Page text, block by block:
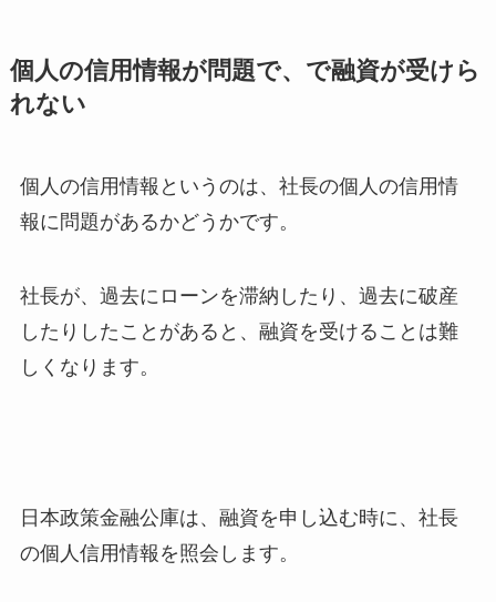
個人の信用情報が問題で、で融資が受けら
れない
個人の信用情報というのは、社長の個人の信用情
報に問題があるかどうかです。
社長が、過去にローンを滞納したり、過去に破産
したりしたことがあると、融資を受けることは難
しくなります。
日本政策金融公庫は、融資を申し込む時に、社長
の個人信用情報を照会します。